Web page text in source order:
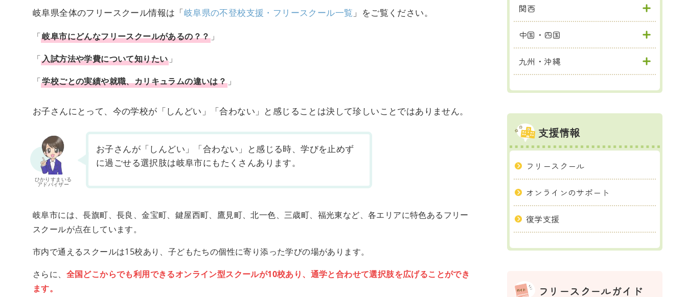
岐阜県全体のフリースクール情報は「岐阜県の不登校支援・フリースクール一覧 」をご覧ください。
「岐阜市にどんなフリースクールがあるの？？ 」
「入試方法や学費について知りたい 」
「学校ごとの実績や就職、カリキュラムの違いは？ 」
お子さんにとって、今の学校が「しんどい」「合わない」と感じることは決して珍しいことではありません。
ひかりすまいる
アドバイザー
お子さんが「しんどい」「合わない」と感じる時、学びを止めず
に過ごせる選択肢は岐阜市にもたくさんあります。
岐阜市には、長旗町、長良、金宝町、鍵屋西町、鷹見町、北一色、三歳町、福光東など、各エリアに特色あるフリー
スクールが点在しています。
市内で通えるスクールは15校あり、子どもたちの個性に寄り添った学びの場があります。
さらに、 全国どこからでも利用できるオンライン型スクールが10校あり、通学と合わせて選択肢を広げることができ
ます。
関西
中国・四国
九州・沖縄
支援情報
フリースクール
オンラインのサポート
復学支援
フリースクールガイド